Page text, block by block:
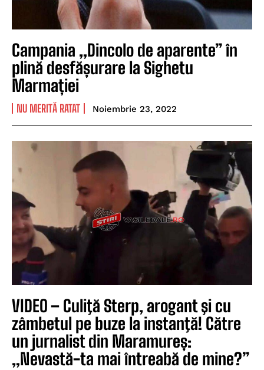
Campania „Dincolo de aparente” în
plină desfășurare la Sighetu
Marmației
NU MERITĂ RATAT Noiembrie 23, 2022
VIDEO – Culiţă Sterp, arogant şi cu
zâmbetul pe buze la instanţă! Către
un jurnalist din Maramureș:
„Nevastă-ta mai întreabă de mine?”